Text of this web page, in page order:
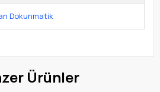
Dokunmatik
Ürünler